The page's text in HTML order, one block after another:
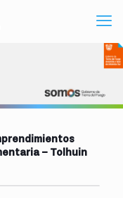
– Tolhuin